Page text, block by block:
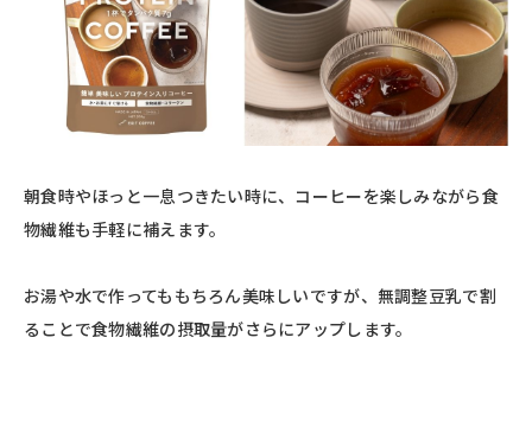
朝食時やほっと一息つきたい時に、コーヒーを楽しみながら食
物繊維も手軽に補えます。
お湯や水で作ってももちろん美味しいですが、無調整豆乳で割
ることで食物繊維の摂取量がさらにアップします。